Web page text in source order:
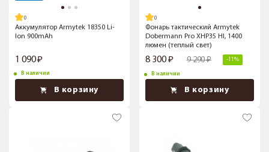
Аккумулятор Armytek 18350 Li-
Ion 900mAh
1 090
В наличии
В корзину
Фонарь тактический Armytek
Dobermann Pro XHP35 HI, 1400
люмен (теплый свет)
8 300 9 290 -11%
В наличии
В корзину